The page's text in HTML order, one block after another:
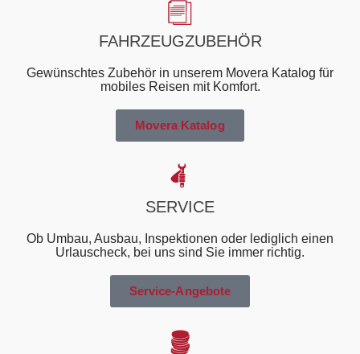
FAHRZEUGZUBEHÖR
Gewünschtes Zubehör in unserem Movera Katalog für
mobiles Reisen mit Komfort.
Movera Katalog
SERVICE
Ob Umbau, Ausbau, Inspektionen oder lediglich einen
Urlauscheck, bei uns sind Sie immer richtig.
Service-Angebote